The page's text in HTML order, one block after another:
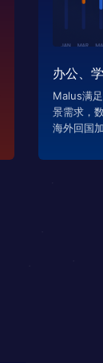
办公、
Malus满
景需求，
海外回国